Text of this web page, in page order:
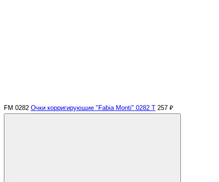
FM 0282 Очки корригирующие "Fabia Monti" 0282 Т 257 ₽